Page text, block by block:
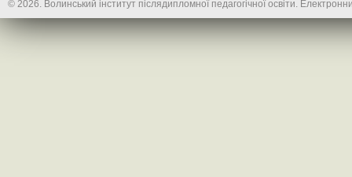
© 2026. Волинський інститут післядипломної педагогічної освіти.